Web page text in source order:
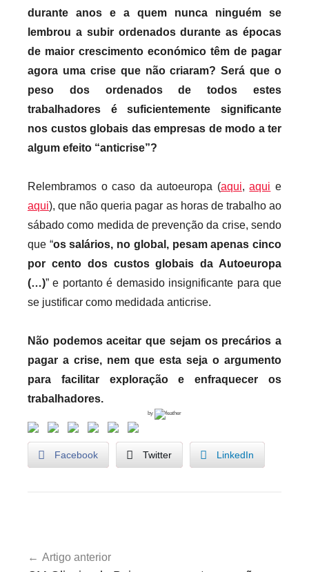
durante anos e a quem nunca ninguém se
lembrou a subir ordenados durante as épocas
de maior crescimento económico têm de pagar
agora uma crise que não criaram? Será que o
peso dos ordenados de todos estes
trabalhadores é suficientemente significante
nos custos globais das empresas de modo a ter
algum efeito “anticrise”?
Relembramos o caso da autoeuropa (aqui,aqui e
aqui), que não queria pagar as horas de trabalho ao
sábado como medida de prevenção da crise, sendo
que “os salários, no global, pesam apenas cinco
por cento dos custos globais da Autoeuropa
(…)” e portanto é demasido insignificante para que
se justificar como medidada anticrise.
Não podemos aceitar que sejam os precários a
pagar a crise, nem que esta seja o argumento
para facilitar exploração e enfraquecer os
trabalhadores.
by
Facebook Twitter LinkedIn
de
Artigo anterior